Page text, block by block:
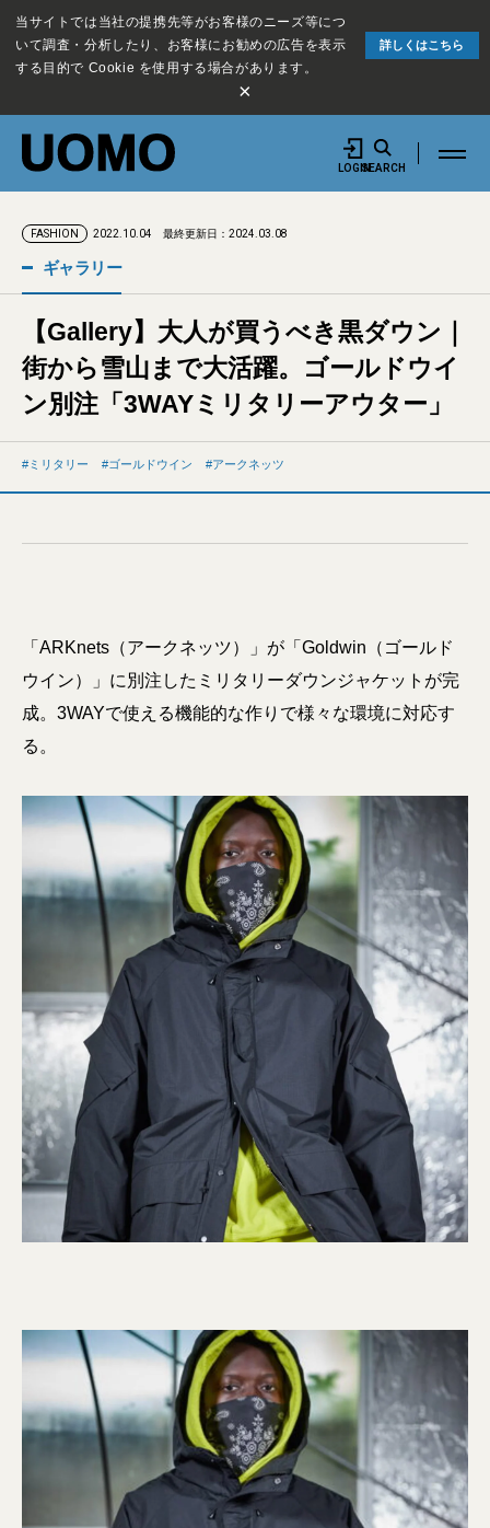
当サイトでは当社の提携先等がお客様のニーズ等につ
いて調査・分析したり、お客様にお勧めの広告を表示
する目的で Cookie を使用する場合があります。
詳しくはこちら
×
LOGINSEARCH
FASHION 2022.10.04 最終更新日：2024.03.08
ギャラリー
【Gallery】大人が買うべき黒ダウン｜
街から雪山まで大活躍。ゴールドウイ
ン別注「3WAYミリタリーアウター」
ミリタリー ゴールドウイン アークネッツ
「ARKnets（アークネッツ）」が「Goldwin（ゴールド
ウイン）」に別注したミリタリーダウンジャケットが完
成。3WAYで使える機能的な作りで様々な環境に対応す
る。